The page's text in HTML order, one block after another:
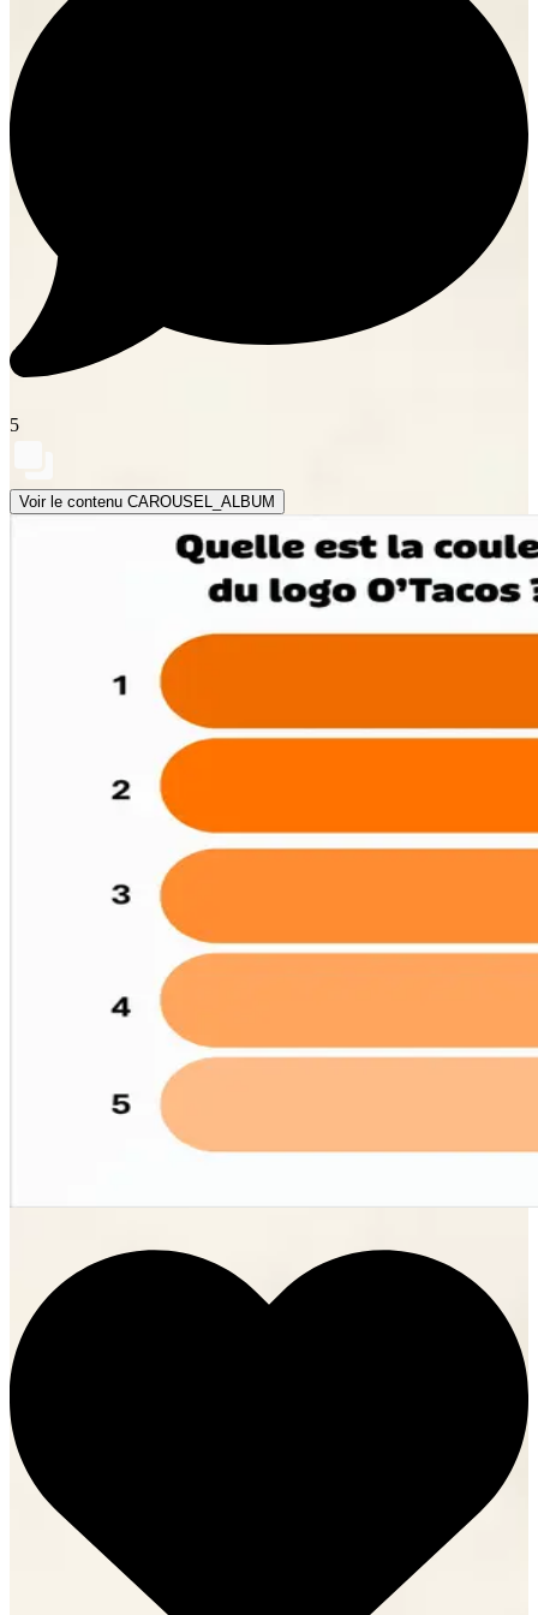
5
Voir le contenu CAROUSEL_ALBUM